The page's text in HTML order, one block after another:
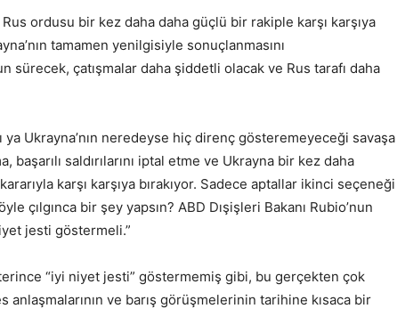
ordusu bir kez daha daha güçlü bir rakiple karşı karşıya
tamamen yenilgisiyle sonuçlanmasını
sürecek, çatışmalar daha şiddetli olacak ve Rus tarafı daha
ya Ukrayna’nın neredeyse hiç direnç gösteremeyeceği savaşa
başarılı saldırılarını iptal etme ve Ukrayna bir kez daha
karşı karşıya bırakıyor. Sadece aptallar ikinci seçeneği
çılgınca bir şey yapsın? ABD Dışişleri Bakanı Rubio’nun
jesti göstermeli.”
“iyi niyet jesti” göstermemiş gibi, bu gerçekten çok
anlaşmalarının ve barış görüşmelerinin tarihine kısaca bir